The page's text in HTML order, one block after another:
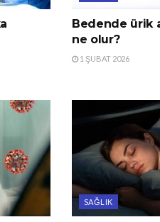
Bedende ürik
ne olur?
1 ŞUBAT 2026
SAĞLIK